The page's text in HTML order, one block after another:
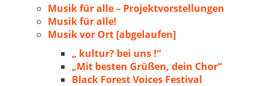
Musik für alle – Projektvorstellungen
Musik für alle!
Musik vor Ort [abgelaufen]
„ kultur? bei uns !“
„Mit besten Grüßen, dein Chor“
Black Forest Voices Festival